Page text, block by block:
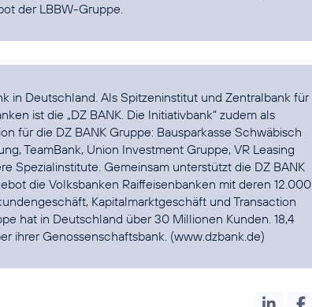
der LBBW-Gruppe.
in Deutschland. Als Spitzeninstitut und Zentralbank für
ist die „DZ BANK. Die Initiativbank“ zudem als
für die DZ BANK Gruppe: Bausparkasse Schwäbisch
TeamBank, Union Investment Gruppe, VR Leasing
Spezialinstitute. Gemeinsam unterstützt die DZ BANK
die Volksbanken Raiffeisenbanken mit deren 12.000
Kapitalmarktgeschäft und Transaction
hat in Deutschland über 30 Millionen Kunden. 18,4
ihrer Genossenschaftsbank. (www.dzbank.de)